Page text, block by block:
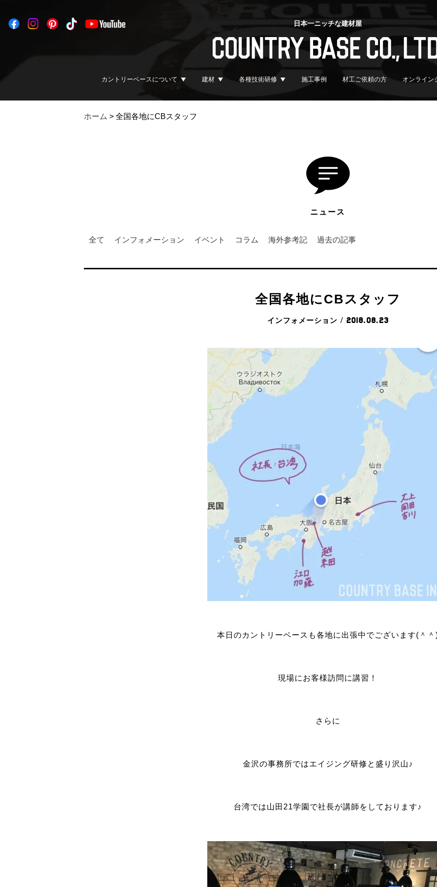
日本一ニッチな建材屋
カントリーベースについて 建材 各種技術研修 施工事例 材工ご依頼の方 オンライン
ホーム > 全国各地にCBスタッフ
ニュース
全て インフォメーション イベント コラム 海外参考記 過去の記事
全国各地にCBスタッフ
インフォメーション / 2018.08.23
本日のカントリーベースも各地に出張中でございます(＾＾
現場にお客様訪問に講習！
さらに
金沢の事務所ではエイジング研修と盛り沢山♪
台湾では山田21学園で社長が講師をしております♪